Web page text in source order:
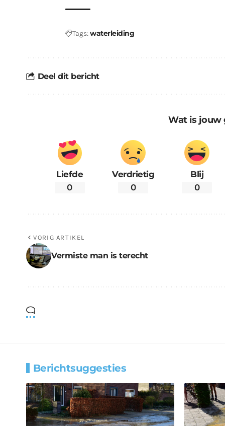
Tags:waterleiding
Deel dit bericht
Wat is jouw
Liefde
0
Verdrietig
0
Blij
0
VORIG ARTIKEL
Vermiste man is terecht
Berichtsuggesties